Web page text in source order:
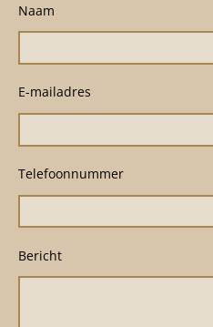
Naam
E-mailadres
Telefoonnummer
Bericht